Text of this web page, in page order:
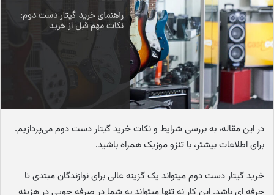
ا
ی
م
ل
در این مقاله، به بررسی شرایط و نکات خرید گیتار دست دوم می‌پردازیم.
برای اطلاعات بیشتر، با تنزو موزیک همراه باشید.
خرید گیتار دست دوم میتواند یک گزینه عالی برای نوازندگان مبتدی تا
حرفه ای باشد. این کار نه تنها میتواند به شما در صرفه جویی در هزینه